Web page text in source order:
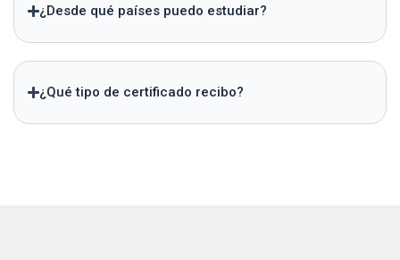
¿Desde qué países puedo estudiar?
¿Qué tipo de certificado recibo?